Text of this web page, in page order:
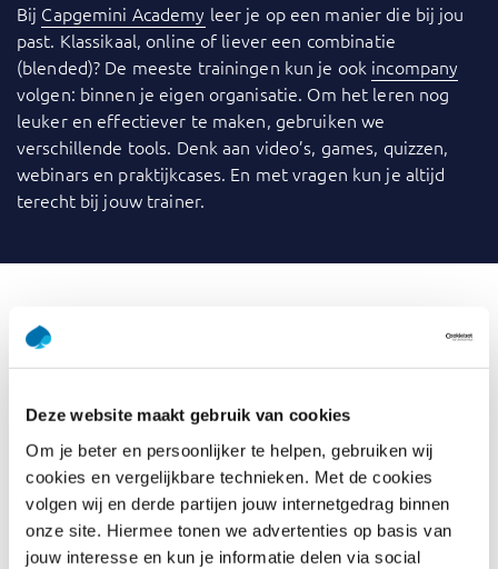
Deze website maakt gebruik van cookies
Om je beter en persoonlijker te helpen, gebruiken wij
cookies en vergelijkbare technieken. Met de cookies
volgen wij en derde partijen jouw internetgedrag binnen
onze site. Hiermee tonen we advertenties op basis van
jouw interesse en kun je informatie delen via social
Bij Capgemini Academy leer je op een manier die bij jou
past. Klassikaal, online of liever een combinatie
(blended)? De meeste trainingen kun je ook incompany
volgen: binnen je eigen organisatie. Om het leren nog
leuker en effectiever te maken, gebruiken we
verschillende tools. Denk aan video’s, games, quizzen,
webinars en praktijkcases. En met vragen kun je altijd
terecht bij jouw trainer.
Lees ervaringen met Capgemini Academy op Springest
Wat is GenAI voor ERP
Professionals
Generative AI, of GenAI, heeft de mogelijkheid om de
kenmerken en patronen van gegevens te leren en
opnieuw toe te passen voor een breed scala aan